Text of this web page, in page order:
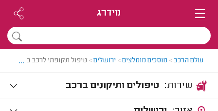
מידרג
עולם הרכב> מוסכים מומלצים> ירושלים> טיפול תקופתי לרכב בירושלים
...
טיפולים ותיקונים ברכב